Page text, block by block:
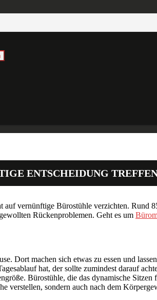
ENTSCHEIDUNG
vernünftige Bürostühle verzichten. Rund
Rückenproblemen. Geht es um
Dort machen sich etwas zu essen und
hat, der sollte zumindest darauf
Bürostühle, die das dynamische
verstellen, sondern auch nach dem